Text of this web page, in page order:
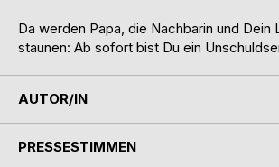
Da werden Papa, die Nachbarin und Dein
staunen: Ab sofort bist Du ein
AUTOR/IN
PRESSESTIMMEN